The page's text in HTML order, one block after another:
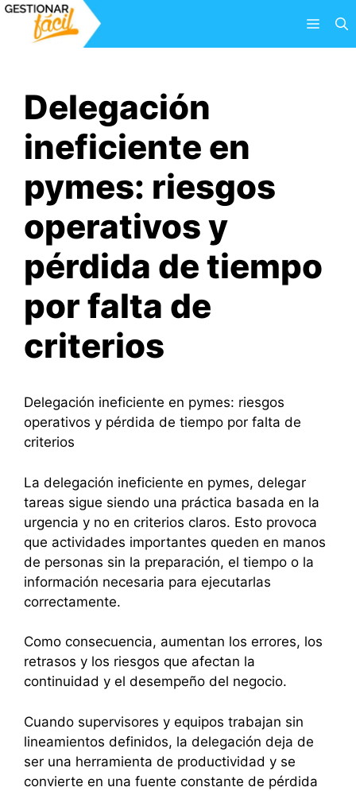
Saltar
Menú
Delegación
ineficiente en
pymes: riesgos
operativos y
pérdida de tiempo
por falta de
criterios
Delegación ineficiente en pymes: riesgos
operativos y pérdida de tiempo por falta de
criterios
La delegación ineficiente en pymes, delegar
tareas sigue siendo una práctica basada en la
urgencia y no en criterios claros. Esto provoca
que actividades importantes queden en manos
de personas sin la preparación, el tiempo o la
información necesaria para ejecutarlas
correctamente.
Como consecuencia, aumentan los errores, los
retrasos y los riesgos que afectan la
continuidad y el desempeño del negocio.
Cuando supervisores y equipos trabajan sin
lineamientos definidos, la delegación deja de
ser una herramienta de productividad y se
convierte en una fuente constante de pérdida